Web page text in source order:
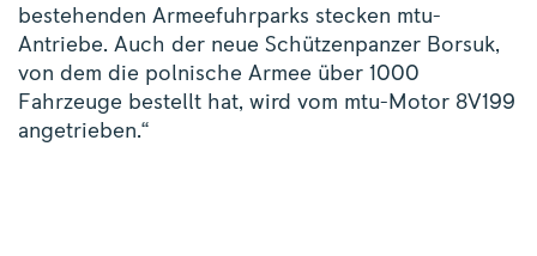
bestehenden Armeefuhrparks stecken mtu-
Antriebe. Auch der neue Schützenpanzer Borsuk,
von dem die polnische Armee über 1000
Fahrzeuge bestellt hat, wird vom mtu-Motor 8V199
angetrieben.“